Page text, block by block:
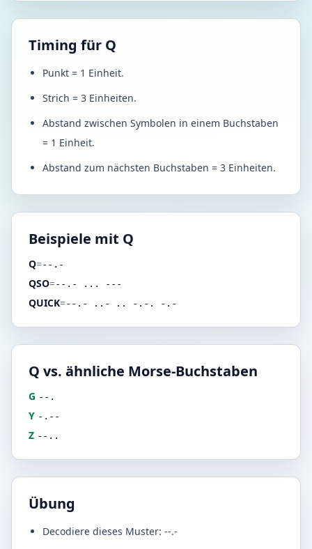
Timing für Q
Punkt = 1 Einheit.
Strich = 3 Einheiten.
Abstand zwischen Symbolen in einem Buchstaben
= 1 Einheit.
Abstand zum nächsten Buchstaben = 3 Einheiten.
Beispiele mit Q
Q=--.-
QSO=--.- ... ---
QUICK=--.- ..- .. -.-. -.-
Q vs. ähnliche Morse-Buchstaben
G --.
Y -.--
Z --..
Übung
Decodiere dieses Muster: --.-